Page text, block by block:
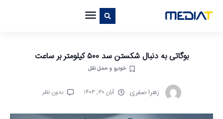
بوگاتی به دنبال شکستن سد ۵۰۰ کیلومتر بر ساعت
خودرو و حمل نقل
زهرا صفری آبان ۳۰, ۱۴۰۳ بدون نظر